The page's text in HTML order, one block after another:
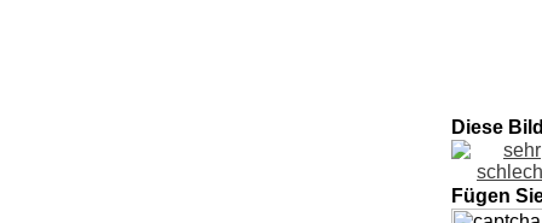
Diese
Fügen